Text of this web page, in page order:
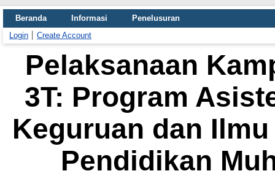
Beranda Informasi
Penelusuran
Login
Create Account
Pelaksanaan
3T: Program
Keguruan dan
Pendidikan